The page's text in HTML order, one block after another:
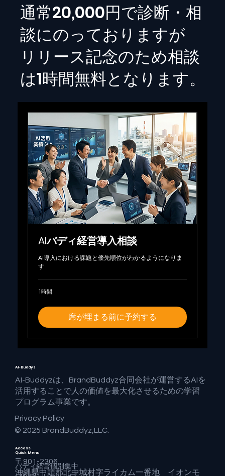
通常20,000円で診断・相
談にのっておりますが
リリース記念のため相談
は1時間無料となります。
AIバディ経営導入相談
AI導入における課題と優先順位がわかるようになりま
す
1時間
席が埋まる前に予約する
AI-Buddyz
AI-Buddyzは、BrandBuddyz合同会社が運営するAIを
活用することで人の価値を最大化させるための学習
プログラム事業です。
Privacy Policy
© 2025 BrandBuddyz,LLC.
Access
〒901-2306
沖縄県中頭郡北中城村字ライカム一番地 イオンモ
Quick Menu
バディ経営個別集中